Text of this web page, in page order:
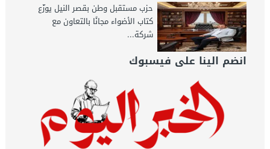
حزب مستقبل وطن بقصر النيل يوزّع
كتاب الأضواء مجانًا بالتعاون مع
شركة...
انضم الينا على فيسبوك